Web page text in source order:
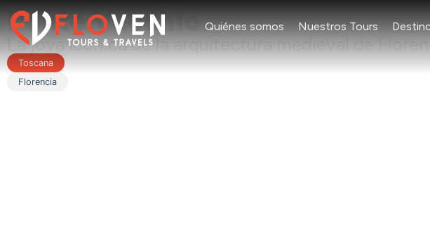
Quiénes somos Nuestros Tours
Ponte Vecchio
La joya icónica de la arquitectura medieval de
Toscana
Florencia